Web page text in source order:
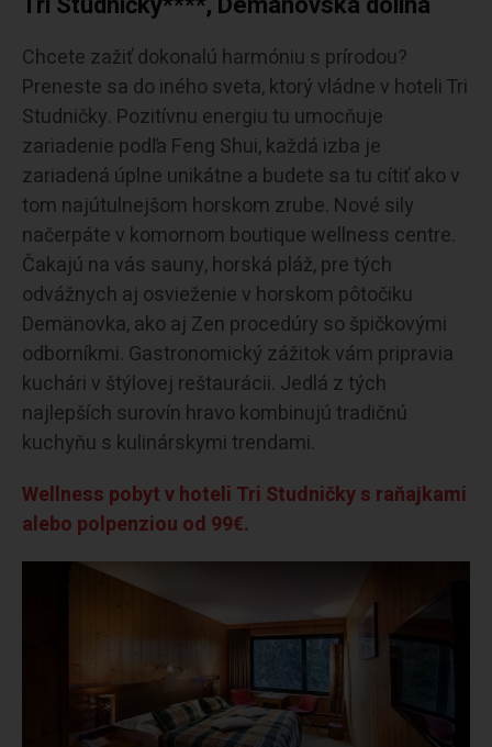
Chcete zažiť dokonalú harmóniu s prírodou?
Preneste sa do iného sveta, ktorý vládne v hoteli Tri
Studničky. Pozitívnu energiu tu umocňuje
zariadenie podľa Feng Shui, každá izba je
zariadená úplne unikátne a budete sa tu cítiť ako v
tom najútulnejšom horskom zrube. Nové sily
načerpáte v komornom boutique wellness centre.
Čakajú na vás sauny, horská pláž, pre tých
odvážnych aj osvieženie v horskom pôtočiku
Demänovka, ako aj Zen procedúry so špičkovými
odborníkmi. Gastronomický zážitok vám pripravia
kuchári v štýlovej reštaurácii. Jedlá z tých
najlepších surovín hravo kombinujú tradičnú
kuchyňu s kulinárskymi trendami.
Wellness pobyt v hoteli Tri Studničky s raňajkami
alebo polpenziou od 99€.